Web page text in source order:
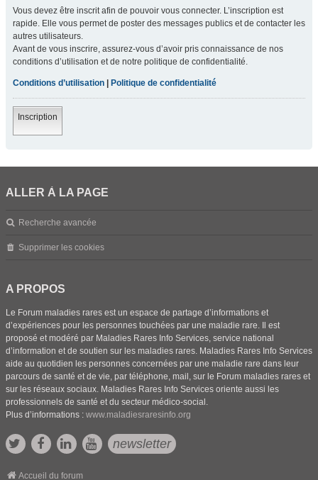
Vous devez être inscrit afin de pouvoir vous connecter. L’inscription est
rapide. Elle vous permet de poster des messages publics et de contacter les
autres utilisateurs.
Avant de vous inscrire, assurez-vous d’avoir pris connaissance de nos
conditions d’utilisation et de notre politique de confidentialité.
Conditions d’utilisation Politique de confidentialité
Inscription
ALLER À LA PAGE
Recherche avancée
Supprimer les cookies
A PROPOS
Le Forum maladies rares est un espace de partage d’informations et
d’expériences pour les personnes touchées par une maladie rare. Il est
proposé et modéré par Maladies Rares Info Services, service national
d’information et de soutien sur les maladies rares. Maladies Rares Info Services
aide au quotidien les personnes concernées par une maladie rare dans leur
parcours de santé et de vie, par téléphone, mail, sur le Forum maladies rares et
sur les réseaux sociaux. Maladies Rares Info Services oriente aussi les
professionnels de santé et du secteur médico-social.
Plus d’informations : www.maladiesraresinfo.org
newsletter
Accueil du forum